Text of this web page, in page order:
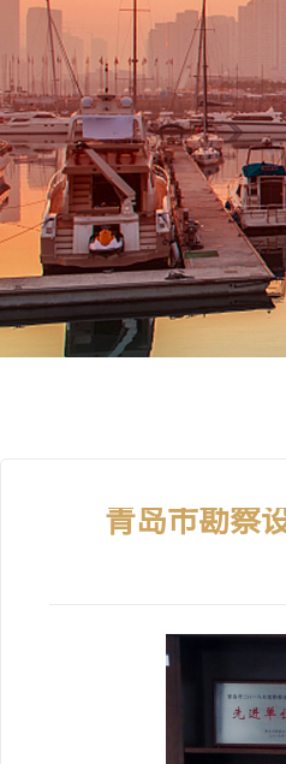
青岛市勘察